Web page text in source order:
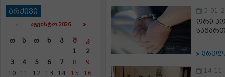
არქივი
« ᲐᲒᲕᲘᲡᲢᲝ 2026 »
Ო Ს Ო Ხ Პ Შ
Კ
1
2
3
4 5 6 7 8
9
10
11 12 13 14 15
16
5-01-
ორი
14-